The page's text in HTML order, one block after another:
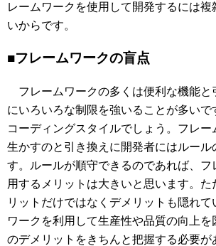
レームワークを使用して開発するには複
いからです。
■フレームワークの盲点
フレームワークの多くは便利な機能と
にいろいろな制限を強いることが多いで
コーディングスタイルでしょう。フレー
生かすのと引き換えに開発者にはルール
す。ルールが順守できるのであれば、フ
用するメリットは大きいと思います。た
リットだけではなくデメリットも隠れて
ワークを利用して生産性や品質の向上を
のデメリットをきちんと把握する必要が